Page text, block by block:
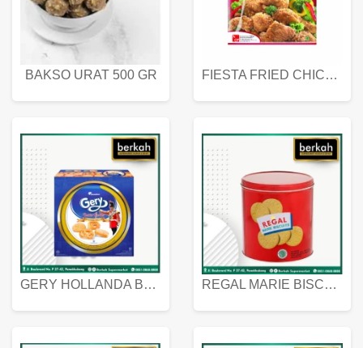
BAKSO URAT 500 GR FIESTA FRIED CHICKEN 500 GR
GERY HOLLANDA BUTTER COOKIES 450 GRAM REGAL MARIE BISCUIT KALENG 550 GRAM